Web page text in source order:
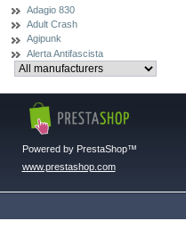
Adagio 830
Adult Crash
Agipunk
Alerta Antifascista
Powered by PrestaShop™
www.prestashop.com